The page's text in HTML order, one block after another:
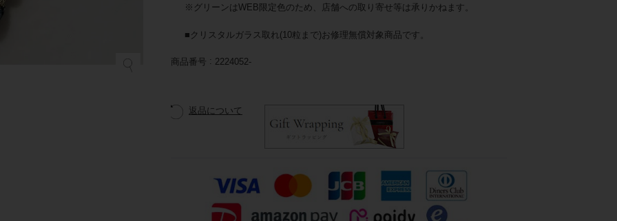
※グリーンはWEB限定色のため、店舗への取り寄せ等は承りかねます。
■クリスタルガラス取れ(10粒まで)お修理無償対象商品です。
商品番号 2224052-
返品について